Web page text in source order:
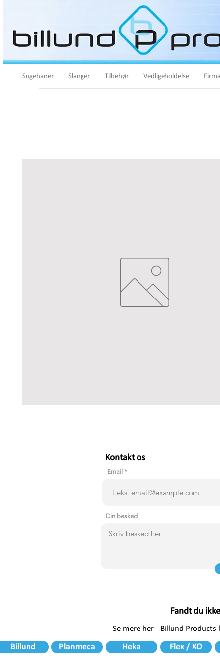
Sugehaner Slanger Tilbehør Vedligeholdelse
Kontakt os
Email
Din besked
Fandt du
Se mere her - Billund
Billund Planmeca Heka Flex / XO